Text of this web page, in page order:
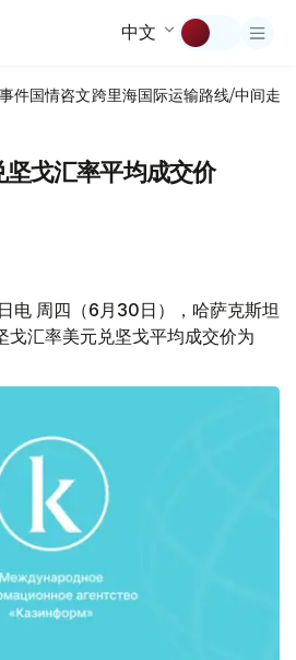
中文
事件国情咨文跨里海国际运输路线/中间走廊
戈汇率平均成交价
电 周四（6月30日），哈萨克斯坦
戈汇率美元兑坚戈平均成交价为